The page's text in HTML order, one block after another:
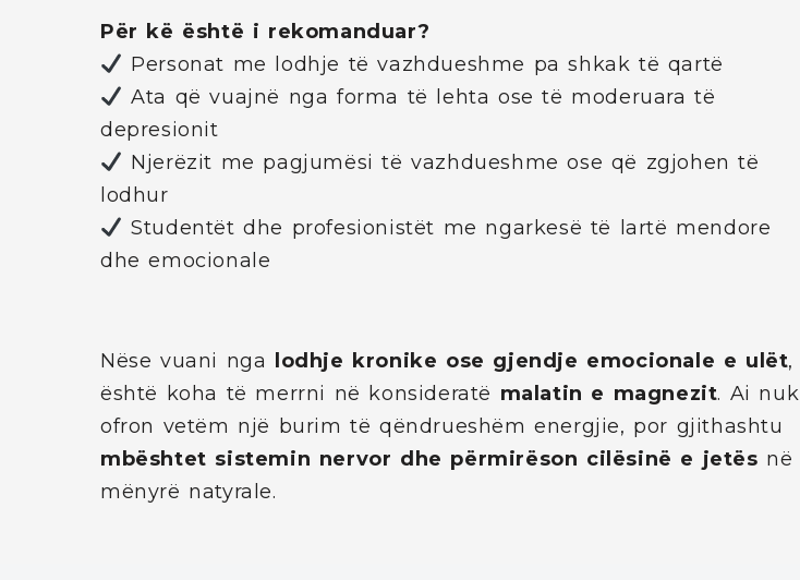
Për kë është i rekomanduar?
Personat me lodhje të vazhdueshme pa shkak të qartë
Ata që vuajnë nga forma të lehta ose të moderuara të
depresionit
Njerëzit me pagjumësi të vazhdueshme ose që zgjohen të
lodhur
Studentët dhe profesionistët me ngarkesë të lartë mendore
dhe emocionale
Nëse vuani nga lodhje kronike ose gjendje emocionale e ulët,
është koha të merrni në konsideratë malatin e magnezit. Ai nuk
ofron vetëm një burim të qëndrueshëm energjie, por gjithashtu
mbështet sistemin nervor dhe përmirëson cilësinë e jetës në
mënyrë natyrale.